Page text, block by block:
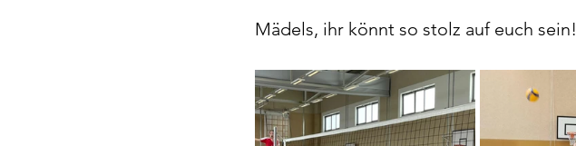
Mädels, ihr könnt so stolz auf euch sein!